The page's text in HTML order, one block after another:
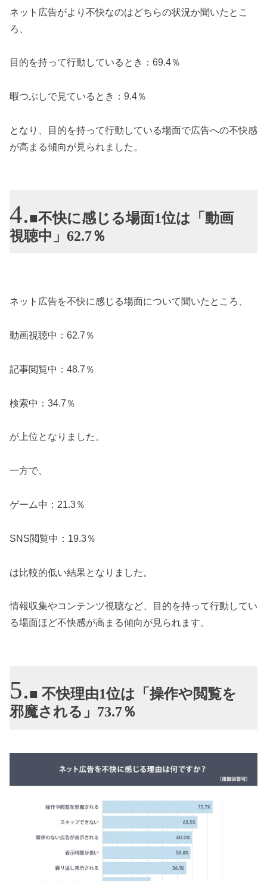
ネット広告がより不快なのはどちらの状況か聞いたとこ
ろ、
目的を持って行動しているとき：69.4％
暇つぶしで見ているとき：9.4％
となり、目的を持って行動している場面で広告への不快感
が高まる傾向が見られました。
■不快に感じる場面1位は「動画
視聴中」62.7％
ネット広告を不快に感じる場面について聞いたところ、
動画視聴中：62.7％
記事閲覧中：48.7％
検索中：34.7％
が上位となりました。
一方で、
ゲーム中：21.3％
SNS閲覧中：19.3％
は比較的低い結果となりました。
情報収集やコンテンツ視聴など、目的を持って行動してい
る場面ほど不快感が高まる傾向が見られます。
■ 不快理由1位は「操作や閲覧を
邪魔される」73.7％